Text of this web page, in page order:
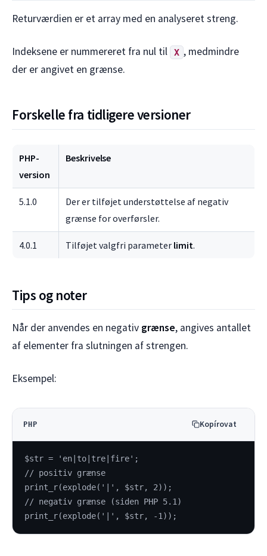
Returværdien er et array med en analyseret streng.
Indeksene er nummereret fra nul til X , medmindre
der er angivet en grænse.
Forskelle fra tidligere versioner
PHP-
version
Beskrivelse
5.1.0
Der er tilføjet understøttelse af negativ
grænse for overførsler.
4.0.1 Tilføjet valgfri parameter limit.
Tips og noter
Når der anvendes en negativ grænse, angives antallet
af elementer fra slutningen af strengen.
Eksempel:
PHP Kopírovat
$str = 'en|to|tre|fire';
// positiv grænse
print_r(explode('|', $str, 2));
// negativ grænse (siden PHP 5.1)
print_r(explode('|', $str, -1));